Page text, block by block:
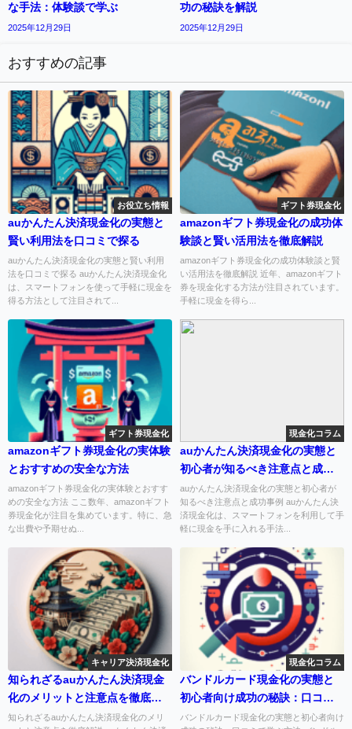
な手法：体験談で学ぶ
2025年12月29日
功の秘訣を解説
2025年12月29日
おすすめの記事
お役立ち情報
auかんたん決済現金化の実態と
賢い利用法を口コミで探る
auかんたん決済現金化の実態と賢い利用
法を口コミで探る auかんたん決済現金化
は、スマートフォンを使って手軽に現金を
得る方法として注目されて...
ギフト券現金化
amazonギフト券現金化の成功体
験談と賢い活用法を徹底解説
amazonギフト券現金化の成功体験談と賢
い活用法を徹底解説 近年、amazonギフト
券を現金化する方法が注目されています。
手軽に現金を得ら...
ギフト券現金化
amazonギフト券現金化の実体験
とおすすめの安全な方法
amazonギフト券現金化の実体験とおすす
めの安全な方法 ここ数年、amazonギフト
券現金化が注目を集めています。特に、急
な出費や予期せぬ...
現金化コラム
auかんたん決済現金化の実態と
初心者が知るべき注意点と成功
事例
auかんたん決済現金化の実態と初心者が
知るべき注意点と成功事例 auかんたん決
済現金化は、スマートフォンを利用して手
軽に現金を手に入れる手法...
キャリア決済現金化
知られざるauかんたん決済現金
化のメリットと注意点を徹底解
説
知られざるauかんたん決済現金化のメリ
現金化コラム
バンドルカード現金化の実態と
初心者向け成功の秘訣：口コミ
で学ぶ方法
バンドルカード現金化の実態と初心者向け